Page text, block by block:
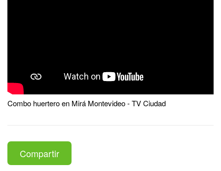
Combo huertero en Mirá Montevideo - TV Ciudad
Compartir